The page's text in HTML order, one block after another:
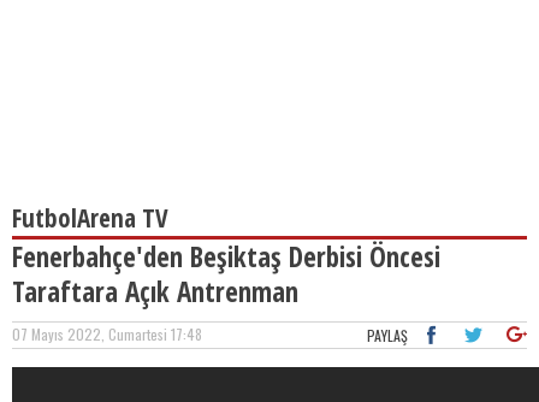
FutbolArena TV
Fenerbahçe'den Beşiktaş Derbisi Öncesi
Taraftara Açık Antrenman
07 Mayıs 2022, Cumartesi 17:48 PAYLAŞ